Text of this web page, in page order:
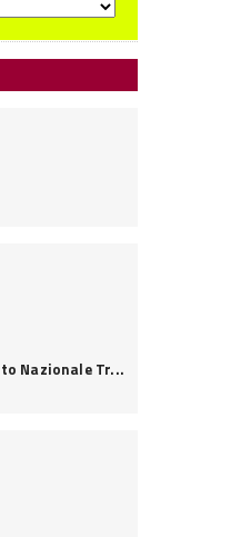
Nazionale Tr...